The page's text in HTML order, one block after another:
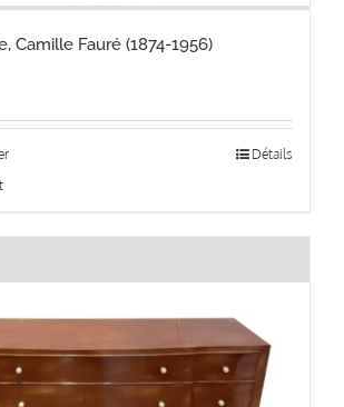
Camille Fauré (1874-1956)
Détails